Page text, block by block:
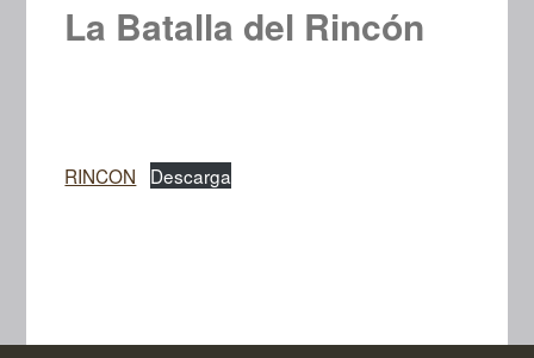
La Batalla del Rincón
RINCON Descarga